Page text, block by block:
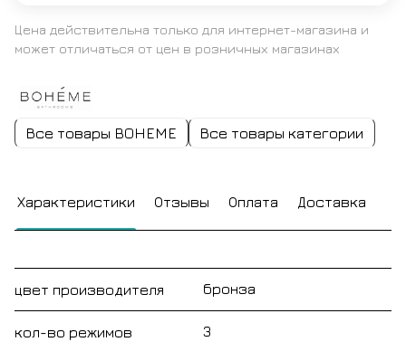
Цена действительна только для интернет-магазина и
может отличаться от цен в розничных магазинах
Все товары BOHEME Все товары категории
Характеристики Отзывы Оплата Доставка
цвет производителя бронза
кол-во режимов
3